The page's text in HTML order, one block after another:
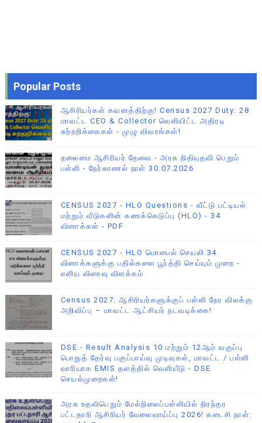
Popular Posts
ஆசிரியர்கள் கவனத்திற்கு! Census 2027 Duty: 28
மாவட்ட CEO & Collector வெளியிட்ட அதிரடி
சுற்றறிக்கைகள் - முழு விவரங்கள்!
தலைமை ஆசிரியர் தேவை - அரசு நிதியுதவி பெறும்
பள்ளி - நேர்காணல் நாள் 30.07.2026
CENSUS 2027 - HLO Questions - வீட்டு பட்டியல்
மற்றும் வீடுகளின் கணக்கெடுப்பு (HLO) - 34
வினாக்கள் - PDF
CENSUS 2027 - HLO மொபைல் செயலி 34
வினாக்களுக்கு பதில்களை பூர்த்தி செய்யும் முறை -
எளிய விரைவு விளக்கம்
Census 2027: ஆசிரியர்களுக்குப் பள்ளி நேர விலக்கு
அறிவிப்பு – மாவட்ட ஆட்சியர் நடவடிக்கை!
DSE - Result Analysis 10 மற்றும் 12ஆம் வகுப்பு
பொதுத் தேர்வு பகுப்பாய்வு முடிவுகள், மாவட்ட / பள்ளி
வாரியாக EMIS தளத்தில் வெளியீடு - DSE
செயல்முறைகள்!
அரசு உதவிபெறும் மேல்நிலைப்பள்ளியில் நிரந்தர
பட்டதாரி ஆசிரியர் வேலைவாய்ப்பு 2026! கடைசி நாள்: